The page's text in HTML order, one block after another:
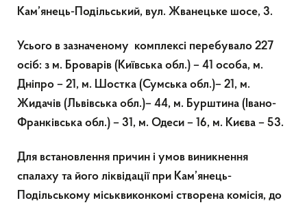
Кам’янець-Подільський, вул. Жванецьке шосе, 3.
Усього в зазначеному комплексі перебувало 227
осіб: з м. Броварів (Київська обл.) – 41 особа, м.
Дніпро – 21, м. Шостка (Сумська обл.)– 21, м.
Жидачів (Львівська обл.)– 44, м. Бурштина (Івано-
Франківська обл.) – 31, м. Одеси – 16, м. Києва – 53.
Для встановлення причин і умов виникнення
спалаху та його ліквідації при Кам’янець-
Подільському міськвиконкомі створена комісія, до